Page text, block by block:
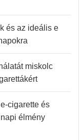
és az ideális e
miskolc
cigarette és
élmény